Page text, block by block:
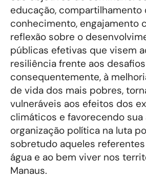
educação, compartilhamento
conhecimento, engajamento
reflexão sobre o
públicas efetivas que visem
resiliência frente aos
consequentemente, à
de vida dos mais pobres,
vulneráveis aos efeitos dos
climáticos e favorecendo sua
organização política na luta
sobretudo aqueles
água e ao bem viver nos
Manaus.